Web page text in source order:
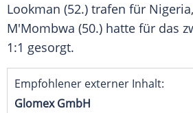
Lookman (52.) trafen für
M'Mombwa (50.) hatte für das
1:1 gesorgt.
Empfohlener externer Inhalt:
Glomex GmbH